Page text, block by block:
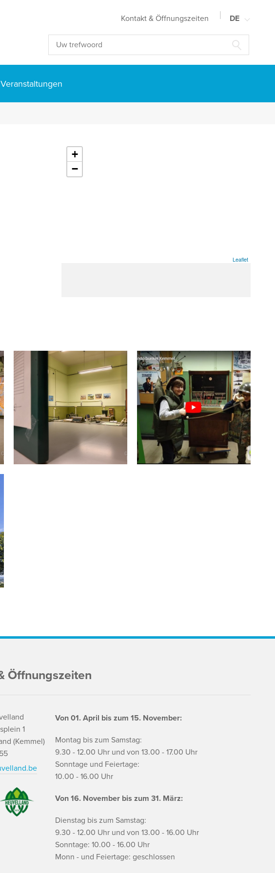
Kontakt & Öffnungszeiten DE
NL
Veranstaltungen
+
−
Leaflet
Öffnungszeiten
1
(Kemmel)
Von 01. April bis zum 15. November:
Montag bis zum Samstag:
9.30 - 12.00 Uhr und von 13.00 - 17.00 Uhr
Sonntage und Feiertage:
10.00 - 16.00 Uhr
Von 16. November bis zum 31. März:
Dienstag bis zum Samstag:
9.30 - 12.00 Uhr und von 13.00 - 16.00 Uhr
Sonntage: 10.00 - 16.00 Uhr
Monn - und Feiertage: geschlossen